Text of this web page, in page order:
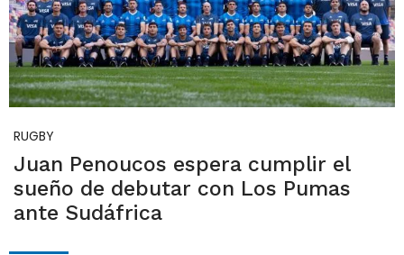
RUGBY
Juan Penoucos espera cumplir el
sueño de debutar con Los Pumas
ante Sudáfrica